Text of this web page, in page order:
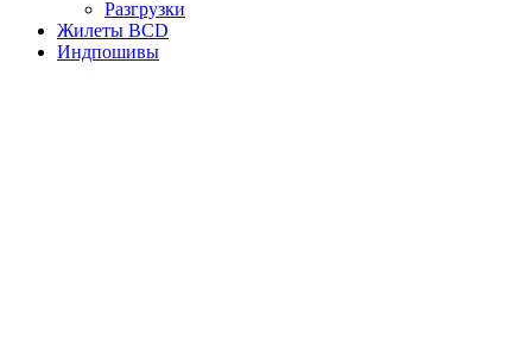
Разгрузки
Жилеты BCD
Индпошивы